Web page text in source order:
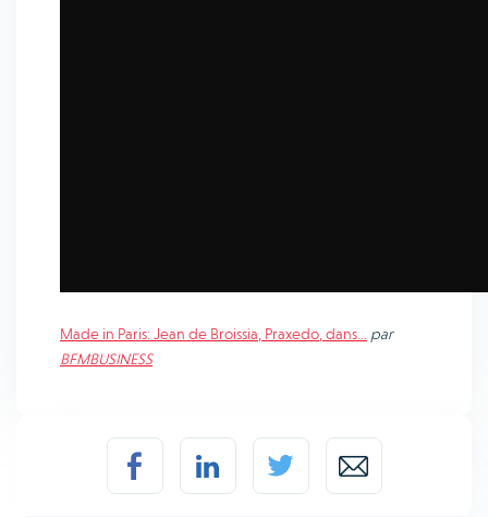
Made in Paris: Jean de Broissia, Praxedo, dans…
par
BFMBUSINESS